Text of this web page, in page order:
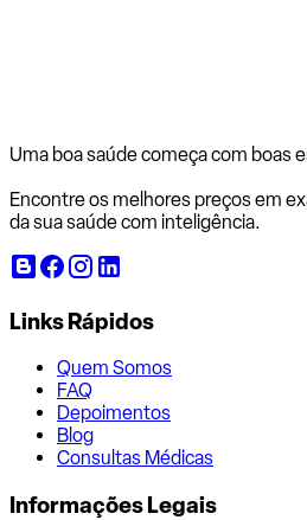
Uma boa saúde começa com boas
Encontre os melhores preços em
da sua saúde com inteligência.
Links Rápidos
Quem Somos
FAQ
Depoimentos
Blog
Consultas Médicas
Informações Legais